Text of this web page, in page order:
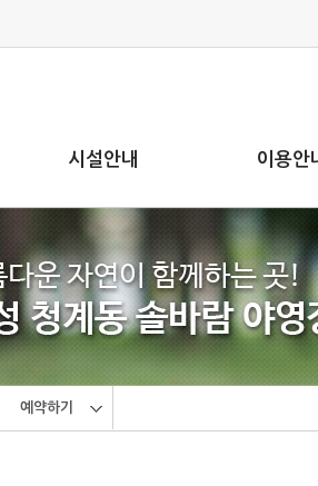
시설안내 이용안
예약하기